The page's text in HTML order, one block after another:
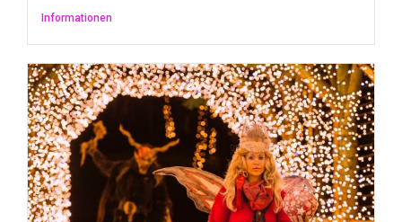
Informationen